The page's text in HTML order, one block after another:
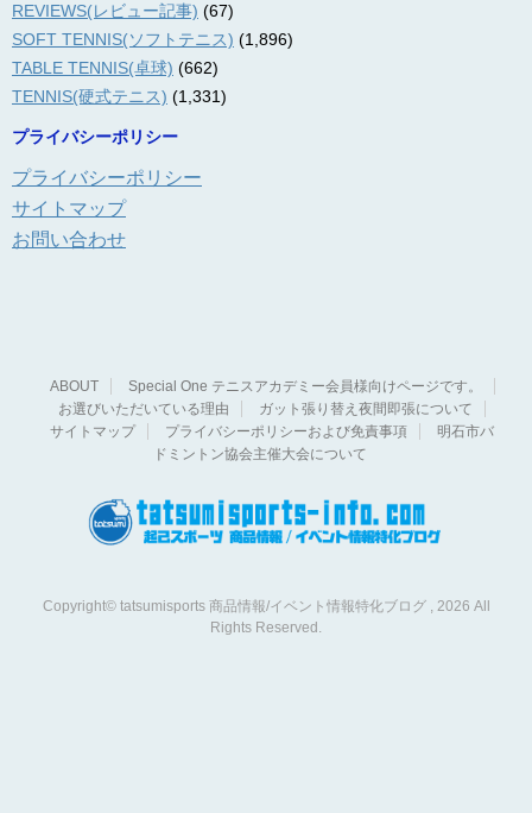
REVIEWS(レビュー記事) (67)
SOFT TENNIS(ソフトテニス) (1,896)
TABLE TENNIS(卓球) (662)
TENNIS(硬式テニス) (1,331)
プライバシーポリシー
プライバシーポリシー
サイトマップ
お問い合わせ
ABOUT
Special One テニスアカデミー会員様向けページです。
お選びいただいている理由
ガット張り替え夜間即張について
サイトマップ
プライバシーポリシーおよび免責事項
明石市バ
ドミントン協会主催大会について
Copyright© tatsumisports 商品情報/イベント情報特化ブログ , 2026 All
Rights Reserved.